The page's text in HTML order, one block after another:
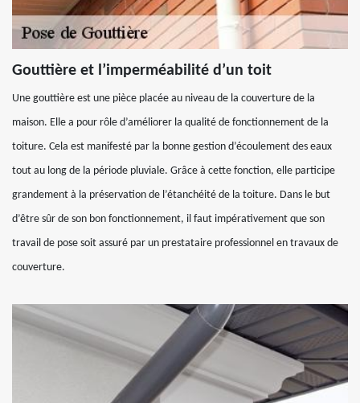
Gouttière et l’imperméabilité d’un toit
Une gouttière est une pièce placée au niveau de la couverture de la
maison. Elle a pour rôle d’améliorer la qualité de fonctionnement de la
toiture. Cela est manifesté par la bonne gestion d’écoulement des eaux
tout au long de la période pluviale. Grâce à cette fonction, elle participe
grandement à la préservation de l’étanchéité de la toiture. Dans le but
d’être sûr de son bon fonctionnement, il faut impérativement que son
travail de pose soit assuré par un prestataire professionnel en travaux de
couverture.